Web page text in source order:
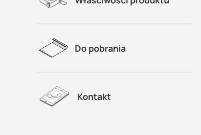
Do pobrania
Kontakt